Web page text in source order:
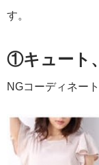
す。
①キュート
NGコーディネー